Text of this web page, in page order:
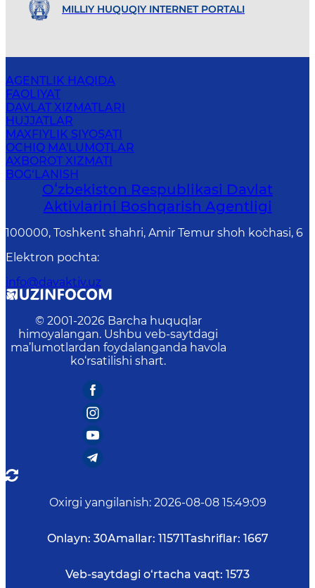
MILLIY HUQUQIY INTERNET PORTALI
AGENTLIK HAQIDA
FAOLIYAT
DAVLAT XIZMATLARI
HUJJATLAR
MAXFIYLIK SIYOSATI
OCHIQ MA'LUMOTLAR
AXBOROT XIZMATI
BOG‘LANISH
Oʻzbekiston Respublikasi Davlat
Aktivlarini Boshqarish Agentligi
100000, Toshkent shahri, Amir Temur shoh ko`chasi, 6
Elektron pochta:
info@davaktiv.uz
© 2001-2026 Barcha huquqlar
himoyalangan. Ushbu veb-saytdagi
ma’lumotlardan foydalanganda havola
ko‘rsatilishi shart.
Oxirgi yangilanish: 2026-08-08 15:49:09
Onlayn: 30Amallar: 11571Tashriflar: 1667
Veb-saytdagi o‘rtacha vaqt: 1573